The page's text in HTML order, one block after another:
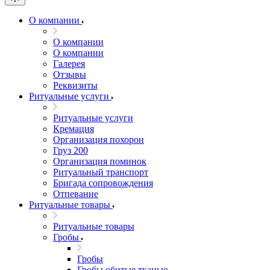
О компании
О компании
О компании
Галерея
Отзывы
Реквизиты
Ритуальные услуги
Ритуальные услуги
Кремация
Организация похорон
Груз 200
Организация поминок
Ритуальный транспорт
Бригада сопровождения
Отпевание
Ритуальные товары
Ритуальные товары
Гробы
Гробы